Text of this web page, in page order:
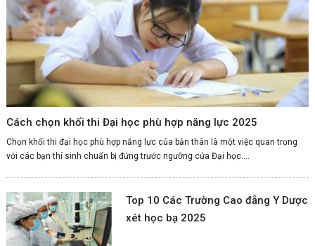
Cách chọn khối thi Đại học phù hợp năng lực 2025
Chọn khối thi đại học phù hợp năng lực của bản thân là một việc quan trọng
với các bạn thí sinh chuẩn bị đứng trước ngưỡng cửa Đại học....
Top 10 Các Trường Cao đẳng Y Dược
xét học bạ 2025